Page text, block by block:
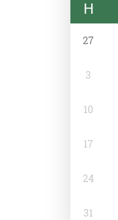
H
27
3
10
17
24
31